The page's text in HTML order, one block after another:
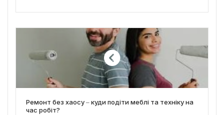
Ремонт без хаосу ‒ куди подіти меблі та техніку на
час робіт?